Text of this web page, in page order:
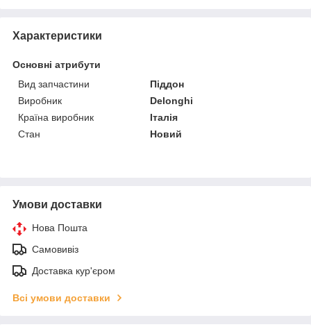
Характеристики
Основні атрибути
Вид запчастини
Піддон
Виробник
Delonghi
Країна виробник
Італія
Стан
Новий
Умови доставки
Нова Пошта
Самовивіз
Доставка кур'єром
Всі умови доставки